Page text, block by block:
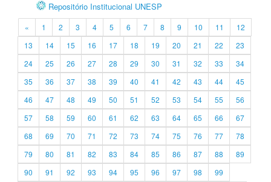
Repositório Institucional UNESP
« 1 2 3 4 5 6 7 8 9 10 11
12
13
14 15 16 17 18 19 20 21 22
23
24
25 26 27 28 29 30 31 32 33
34
35
36 37 38 39 40 41 42 43 44
45
46
47 48 49 50 51 52 53 54 55
56
57
58 59 60 61 62 63 64 65 66
67
68
69 70 71 72 73 74 75 76 77
78
79
80 81 82 83 84 85 86 87 88
89
90
91 92 93 94 95 96 97 98
99